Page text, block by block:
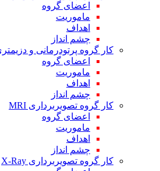
اعضای گروه
ماموریت
اهداف
چشم انداز
کار گروه پرتودرمانی و دزیمتری
اعضای گروه
ماموریت
اهداف
چشم انداز
کار گروه تصویربرداری MRI
اعضای گروه
ماموریت
اهداف
چشم انداز
کار گروه تصویربرداری X-Ray